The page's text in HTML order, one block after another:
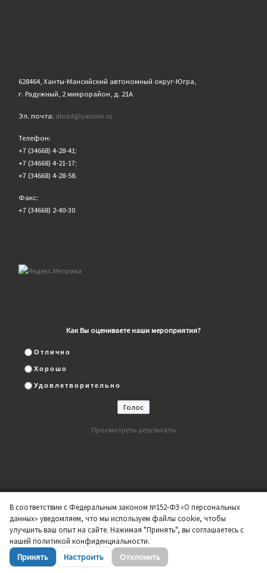
628464, Ханты-Мансийский автономный округ-Югра,
г. Радужный, 2 микрорайон, д. 21А
Эл. почта: dkrad@yandex.ru
Телефон:
+7 (34668) 4-28-41;
+7 (34668) 4-21-17;
+7 (34668) 4-28-58.
Факс:
+7 (34668) 2-40-30
Как Вы оцениваете наши мероприятия?
Отлично
Хорошо
Удовлетворительно
Просмотреть результаты
© 2026ДК "Нефтяник"– Все права защищены
Работает на – Разработан в Тема Customizr
В соответствии с Федеральным законом №152-ФЗ «О персональных
данных» уведомляем, что мы используем файлы cookie, чтобы
улучшить ваш опыт на сайте. Нажимая "Принять", вы соглашаетесь с
нашей политикой конфиденциальности.
Принять Настроить Отклонить